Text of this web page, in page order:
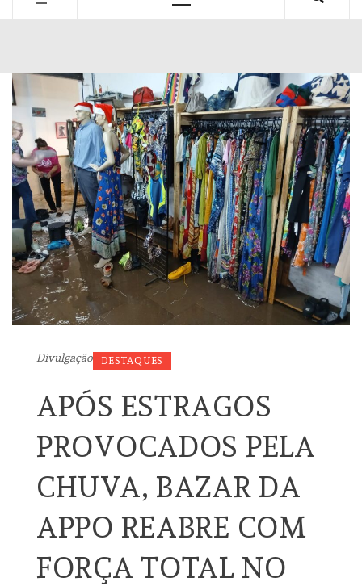
Divulgação DESTAQUES
APÓS ESTRAGOS
PROVOCADOS PELA
CHUVA, BAZAR DA
APPO REABRE COM
FORÇA TOTAL NO